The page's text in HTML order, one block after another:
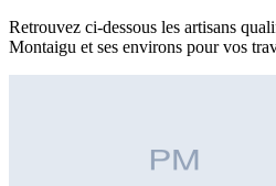
Retrouvez ci-dessous les artisans
Montaigu et ses environs pour vos